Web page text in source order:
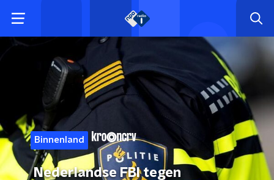
Binnenland
Nederlandse FBI tegen